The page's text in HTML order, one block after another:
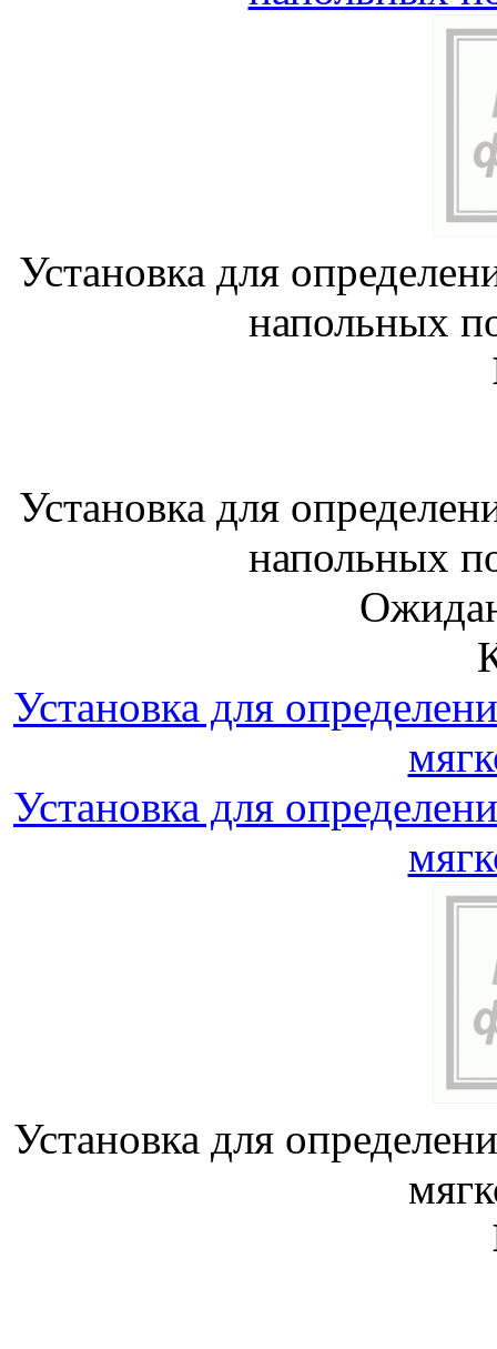
Установка для
напольных
Установка для
напольных
Установка для
Установка для
Установка для